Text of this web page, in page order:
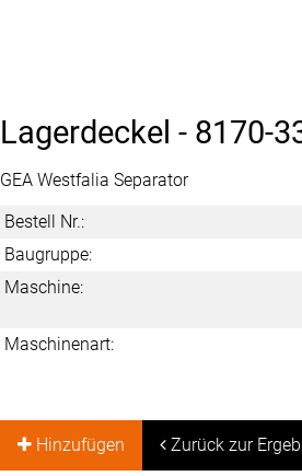
Lagerdeckel - 8170-
GEA Westfalia Separator
Bestell Nr.:
Baugruppe:
Maschine:
Maschinenart:
Hinzufügen Zurück zur